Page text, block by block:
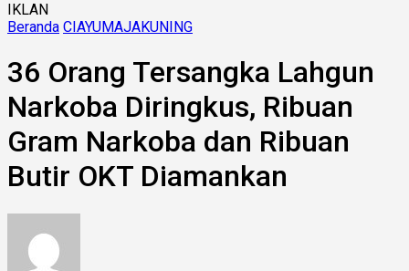
IKLAN
Beranda CIAYUMAJAKUNING
36 Orang Tersangka Lahgun
Narkoba Diringkus, Ribuan
Gram Narkoba dan Ribuan
Butir OKT Diamankan